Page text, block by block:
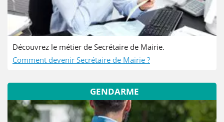
Découvrez le métier de Secrétaire de Mairie.
Comment devenir Secrétaire de Mairie ?
GENDARME